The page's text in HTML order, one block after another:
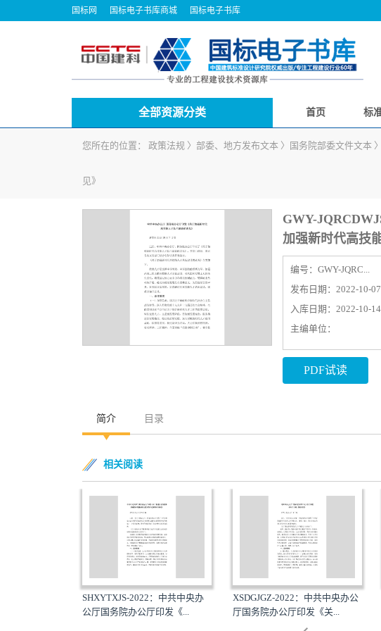
国标网 国标电子书库商城 国标电子书库
全部资源分类 首页 标
您所在的位置： 政策法规 〉 部委、地方发布文本 〉 国务院部委文件文本 〉
见》
GWY-
加强新时代高技
编号： GWY-JQRC...
发布日期：2022-10-07
入库日期：2022-10-14
主编单位：
PDF试读
简介 目录
相关阅读
SHXYTXJS-2022：中共中央办
公厅国务院办公厅印发《...
XSDGJGZ-2022：中共中央办公
厅国务院办公厅印发《关...